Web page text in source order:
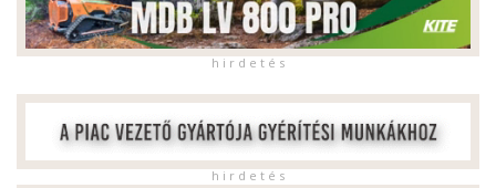
h i r d e t é s
h i r d e t é s